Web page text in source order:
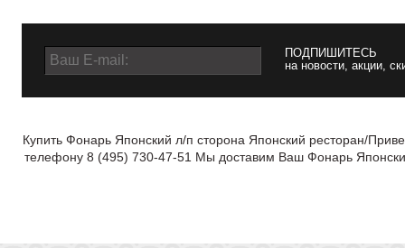
ПОДПИШИТЕСЬ
на новости, акции,
Купить Фонарь Японский л/п сторона Японский ресторан/
телефону 8 (495) 730-47-51 Мы доставим Ваш Фонарь